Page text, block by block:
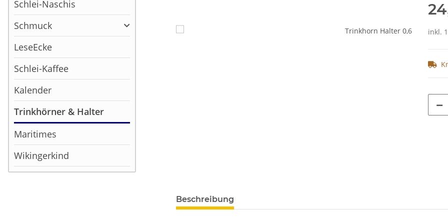
inkl.
Beschreibung
Schlei-Naschis
Schmuck
LeseEcke
Schlei-Kaffee
Kalender
Trinkhörner & Halter
Maritimes
Wikingerkind